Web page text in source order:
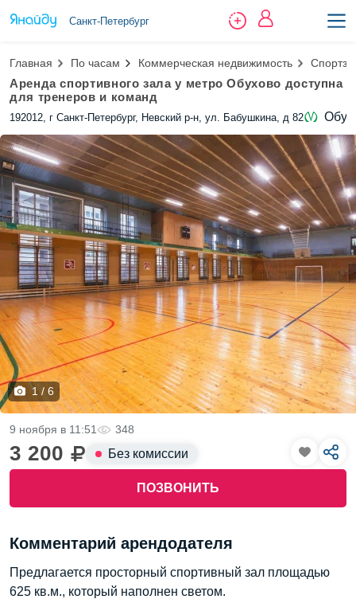
Санкт-Петербург
Главная По часам Коммерческая недвижимость
Аренда спортивного зала у метро Обухово доступна
для тренеров и команд
192012, г Санкт-Петербург, Невский р-н, ул. Бабушкина, д 82
1 / 6
3 200 Без комиссии
ПОЗВОНИТЬ
9 ноября в 11:51 348
Комментарий арендодателя
Предлагается просторный спортивный зал площадью
625 кв.м., который наполнен светом.